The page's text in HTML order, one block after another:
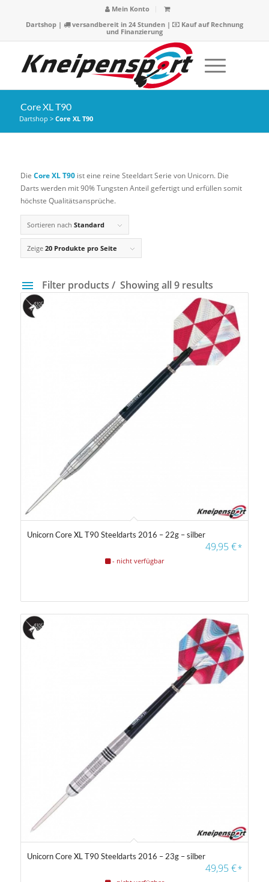
Mein Konto
Dartshop| versandbereit in 24 Stunden |
Kauf auf Rechnung
und Finanzierung
Core XL T90
Dartshop > Core XL T90
Die Core XL T90ist eine reine Steeldart Serie von Unicorn. Die
Darts werden mit 90% Tungsten Anteil gefertigt und erfüllen somit
höchste Qualitätsansprüche.
Sortieren nach Standard
Zeige 20 Produkte pro Seite
Filter products Showing all 9 results
Preis
49 € 50 €
50
Unicorn Core XL T90 Steeldarts 2016 – 22g – silber
49,95€*
- nicht verfügbar
Unicorn Core XL T90 Steeldarts 2016 – 23g – silber
49,95€*